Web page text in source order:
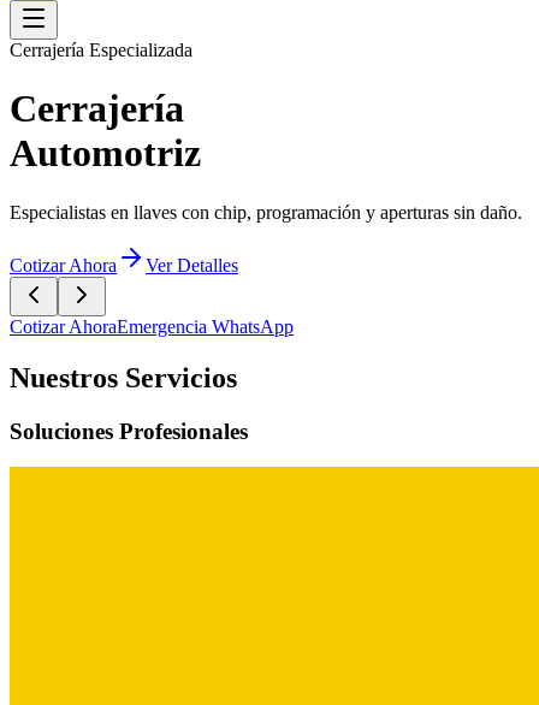
Cotizar AhoraEmergencia WhatsApp
Nuestros Servicios
Soluciones Profesionales